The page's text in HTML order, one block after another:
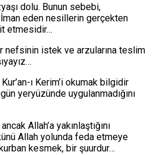
dolu. Bunun sebebi,
İman eden nesillerin gerçekten
etmesidir…
istek ve arzularına teslim
ı Kerim’i okumak bilgidir
yeryüzünde uygulanmadığını
Allah’a yakınlaştığını
Allah yolunda feda etmeye
kesmek, bir şuurdur…